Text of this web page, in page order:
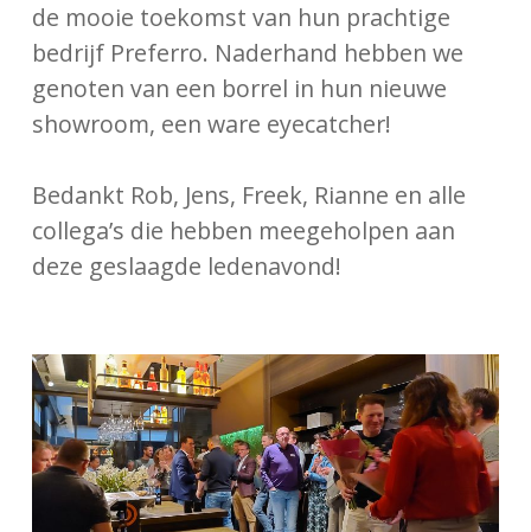
de mooie toekomst van hun prachtige
bedrijf Preferro. Naderhand hebben we
genoten van een borrel in hun nieuwe
showroom, een ware eyecatcher!
Bedankt Rob, Jens, Freek, Rianne en alle
collega’s die hebben meegeholpen aan
deze geslaagde ledenavond!